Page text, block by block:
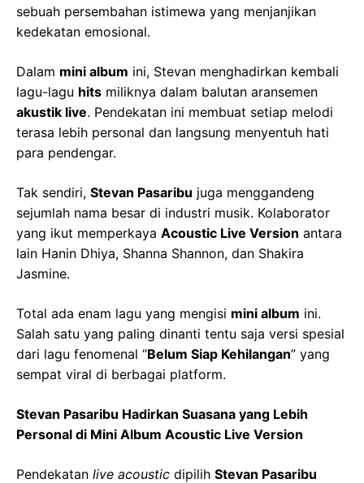
sebuah persembahan istimewa yang menjanjikan
kedekatan emosional.
Dalam mini album ini, Stevan menghadirkan kembali
lagu-lagu hits miliknya dalam balutan aransemen
akustik live. Pendekatan ini membuat setiap melodi
terasa lebih personal dan langsung menyentuh hati
para pendengar.
Tak sendiri, Stevan Pasaribu juga menggandeng
sejumlah nama besar di industri musik. Kolaborator
yang ikut memperkaya Acoustic Live Version antara
lain Hanin Dhiya, Shanna Shannon, dan Shakira
Jasmine.
Total ada enam lagu yang mengisi mini album ini.
Salah satu yang paling dinanti tentu saja versi spesial
dari lagu fenomenal “Belum Siap Kehilangan” yang
sempat viral di berbagai platform.
Stevan Pasaribu Hadirkan Suasana yang Lebih
Personal di Mini Album Acoustic Live Version
Pendekatan live acoustic dipilih Stevan Pasaribu